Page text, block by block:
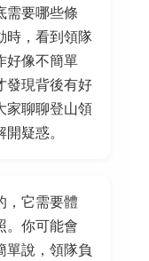
需要哪些條
時，看到領隊
好像不簡單
發現背後有好
家聊聊登山領
疑惑。
，它需要體
。你可能會
單說，領隊負